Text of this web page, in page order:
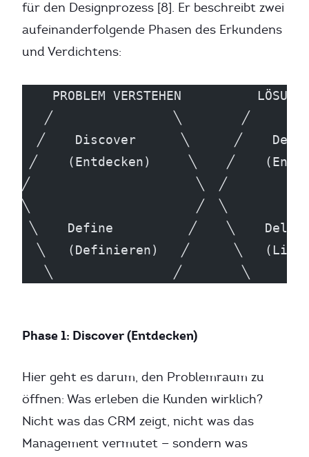
für den Designprozess [8]. Er beschreibt zwei
aufeinanderfolgende Phasen des Erkundens
und Verdichtens:
PROBLEM VERSTEHEN          LÖSUNG
╱                ╲        ╱
╱    Discover      ╲      ╱
╱    (Entdecken)     ╲    ╱
╱                      ╲  ╱
╲                      ╱  ╲
╲    Define          ╱    ╲
╲   (Definieren)   ╱      ╲
╲                ╱        ╲
Phase 1: Discover (Entdecken)
Hier geht es darum, den Problemraum zu
öffnen: Was erleben die Kunden wirklich?
Nicht was das CRM zeigt, nicht was das
Management vermutet — sondern was